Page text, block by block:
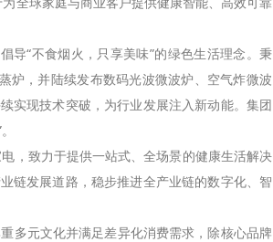
“不食烟火，只享美味”的绿色生活理念。秉
炉，并陆续发布数码光波微波炉、空气炸微波
实现技术突破，为行业发展注入新动能。集团
，致力于提供一站式、全场景的健康生活解决
链发展道路，稳步推进全产业链的数字化、智
元文化并满足差异化消费需求，除核心品牌